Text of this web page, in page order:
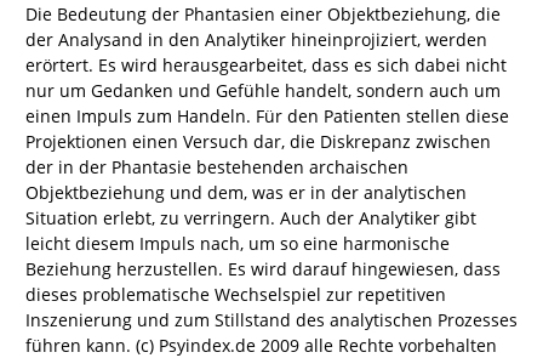
Die Bedeutung der Phantasien einer Objektbeziehung, die
der Analysand in den Analytiker hineinprojiziert, werden
erörtert. Es wird herausgearbeitet, dass es sich dabei nicht
nur um Gedanken und Gefühle handelt, sondern auch um
einen Impuls zum Handeln. Für den Patienten stellen diese
Projektionen einen Versuch dar, die Diskrepanz zwischen
der in der Phantasie bestehenden archaischen
Objektbeziehung und dem, was er in der analytischen
Situation erlebt, zu verringern. Auch der Analytiker gibt
leicht diesem Impuls nach, um so eine harmonische
Beziehung herzustellen. Es wird darauf hingewiesen, dass
dieses problematische Wechselspiel zur repetitiven
Inszenierung und zum Stillstand des analytischen Prozesses
führen kann. (c) Psyindex.de 2009 alle Rechte vorbehalten